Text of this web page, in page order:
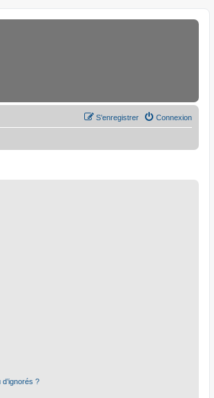
Connexion
S’enregistrer
?